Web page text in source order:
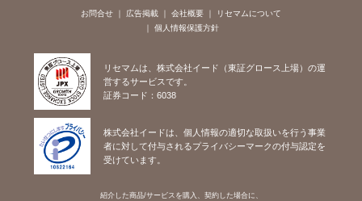
お問合せ 広告掲載 会社概要
リセマムについて
個人情報保護方針
リセマムは、株式会社イード（東証グロース上場）の運
営するサービスです。
証券コード：6038
株式会社イードは、個人情報の適切な取扱いを行う事業
者に対して付与されるプライバシーマークの付与認定を
受けています。
紹介した商品/サービスを購入、契約した場合に、